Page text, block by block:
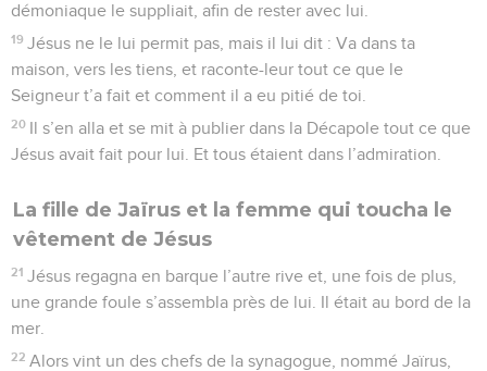
démoniaque le suppliait, afin de rester avec lui.
19 Jésus ne le lui permit pas, mais il lui dit : Va dans ta
maison, vers les tiens, et raconte-leur tout ce que le
Seigneur t’a fait et comment il a eu pitié de toi.
20 Il s’en alla et se mit à publier dans la Décapole tout ce que
Jésus avait fait pour lui. Et tous étaient dans l’admiration.
La fille de Jaïrus et la femme qui toucha le
vêtement de Jésus
21 Jésus regagna en barque l’autre rive et, une fois de plus,
une grande foule s’assembla près de lui. Il était au bord de la
mer.
22 Alors vint un des chefs de la synagogue, nommé Jaïrus,